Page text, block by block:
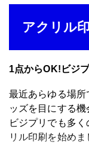
アクリル
1点からOK!ビジ
最近あらゆる場所
ッズを目にする機
ビジプリでも多く
リル印刷を始めま